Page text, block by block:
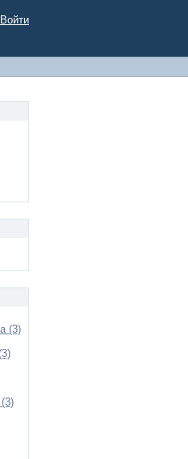
Войти
(3)